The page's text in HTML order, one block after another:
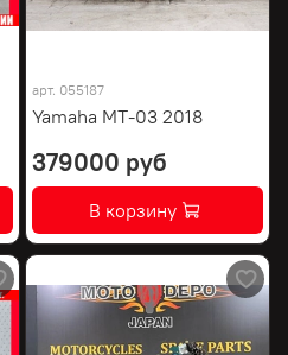
арт. 055187
Yamaha MT-03 2018
379000 руб
В корзину